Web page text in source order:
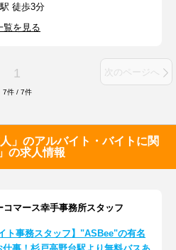
徒歩3分
覧を見る
1 次のページへ
7件 / 7件
」のアルバイト・バイトに関
の求人情報
マース幸手事務所スタッフ
ト事務スタッフ】"ASBee"の有名